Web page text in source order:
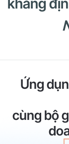
khẳng
Ứng
cùng bộ